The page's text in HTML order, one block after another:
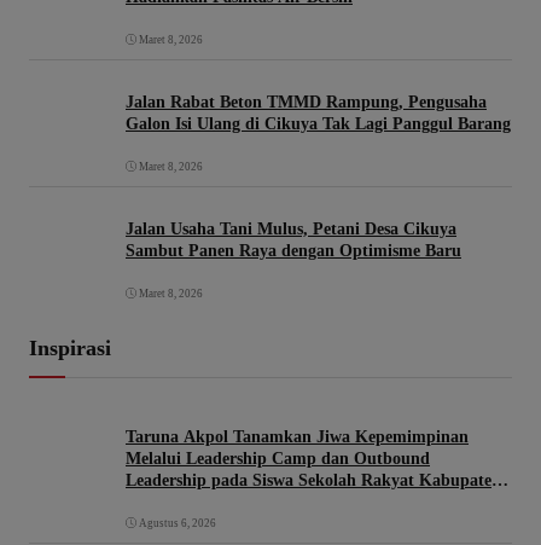
Maret 8, 2026
Jalan Rabat Beton TMMD Rampung, Pengusaha
Galon Isi Ulang di Cikuya Tak Lagi Panggul Barang
Maret 8, 2026
Jalan Usaha Tani Mulus, Petani Desa Cikuya
Sambut Panen Raya dengan Optimisme Baru
Maret 8, 2026
Inspirasi
Taruna Akpol Tanamkan Jiwa Kepemimpinan
Melalui Leadership Camp dan Outbound
Leadership pada Siswa Sekolah Rakyat Kabupaten
Agustus 6, 2026